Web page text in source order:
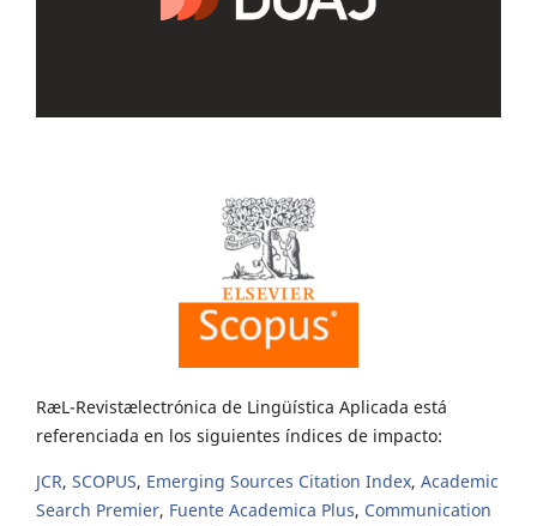
RæL-Revistælectrónica de Lingüística Aplicada está
referenciada en los siguientes índices de impacto:
JCR, SCOPUS, Emerging Sources Citation Index, Academic
Search Premier, Fuente Academica Plus, Communication